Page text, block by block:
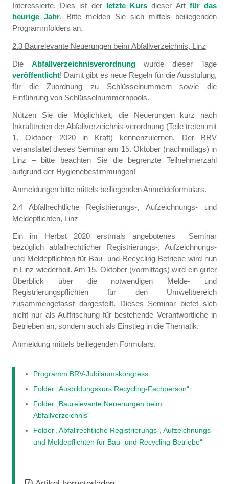
Interessierte. Dies ist der letzte Kurs dieser Art für das
heurige Jahr. Bitte melden Sie sich mittels beiliegenden
Programmfolders an.
2.3 Baurelevante Neuerungen beim Abfallverzeichnis, Linz
Die Abfallverzeichnisverordnungwurde dieser Tage
veröffentlicht! Damit gibt es neue Regeln für die Ausstufung,
für die Zuordnung zu Schlüsselnummern sowie die
Einführung von Schlüsselnummernpools.
Nützen Sie die Möglichkeit, die Neuerungen kurz nach
Inkrafttreten der Abfallverzeichnis-verordnung (Teile treten mit
1. Oktober 2020 in Kraft) kennenzulernen. Der BRV
veranstaltet dieses Seminar am 15. Oktober (nachmittags) in
Linz – bitte beachten Sie die begrenzte Teilnehmerzahl
aufgrund der Hygienebestimmungen!
Anmeldungen bitte mittels beiliegenden Anmeldeformulars.
2.4 Abfallrechtliche Registrierungs-, Aufzeichnungs- und
Meldepflichten, Linz
Ein im Herbst 2020 erstmals angebotenes Seminar
bezüglich abfallrechtlicher Registrierungs-, Aufzeichnungs-
und Meldepflichten für Bau- und Recycling-Betriebe wird nun
in Linz wiederholt. Am 15. Oktober (vormittags) wird ein guter
Überblick über die notwendigen Melde- und
Registrierungspflichten für den Umweltbereich
zusammengefasst dargestellt. Dieses Seminar bietet sich
nicht nur als Auffrischung für bestehende Verantwortliche in
Betrieben an, sondern auch als Einstieg in die Thematik.
Anmeldung mittels beiliegenden Formulars.
Programm BRV-Jubiläumskongress
Folder „Ausbildungskurs Recycling-Fachperson“
Folder „Baurelevante Neuerungen beim
Abfallverzeichnis“
Folder „Abfallrechtliche Registrierungs-, Aufzeichnungs-
und Meldepflichten für Bau- und Recycling-Betriebe“